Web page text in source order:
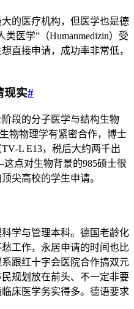
的医疗机构，但医学也是德
医学”（Humanmedizin）受
直接申请，成功率非常低，
现实#
段的分子医学与结构生物
物物理学有紧密合作，博士
E13，税后大约两千出
点对生物背景的985硕士很
尖高校的学生申请。
学与管理本科。德国老龄化
工作，永居申请的时间也比
跟红十字会医院合作搞双元
规划放在前头、不一定非要
床医学务实得多。德语要求